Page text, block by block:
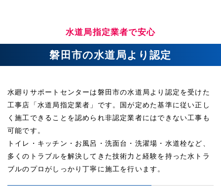
水道局指定業者で安心
磐田市の水道局より認定
水廻りサポートセンターは磐田市の水道局より認定を受けた
工事店「水道局指定業者」です。国が定めた基準に従い正し
く施工できることを認められ非認定業者にはできない工事も
可能です。
トイレ・キッチン・お風呂・洗面台・洗濯場・水道栓など、
多くのトラブルを解決してきた技術力と経験を持った水トラ
ブルのプロがしっかり丁寧に施工を行います。